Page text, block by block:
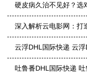
硬皮病久治不见好？选
深入解析云电影网：打
云浮DHL国际快递 云
吐鲁番DHL国际快递